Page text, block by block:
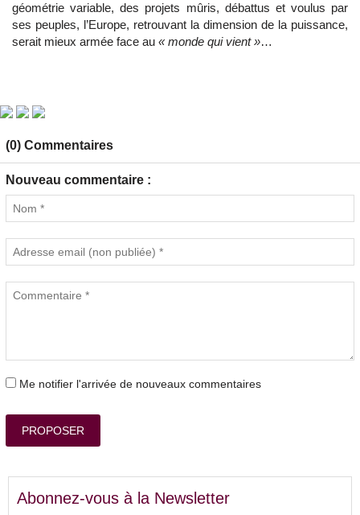
géométrie variable, des projets mûris, débattus et voulus par
ses peuples, l’Europe, retrouvant la dimension de la puissance,
serait mieux armée face au « monde qui vient »…
(0) Commentaires
Nouveau commentaire :
Me notifier l'arrivée de nouveaux commentaires
PROPOSER
Abonnez-vous à la Newsletter